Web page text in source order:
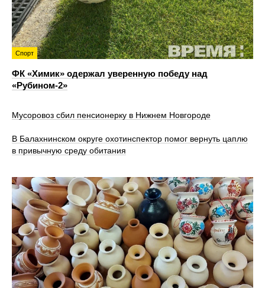
Спорт
ФК «Химик» одержал уверенную победу над
«Рубином‑2»
Мусоровоз сбил пенсионерку в Нижнем Новгороде
В Балахнинском округе охотинспектор помог вернуть цаплю
в привычную среду обитания